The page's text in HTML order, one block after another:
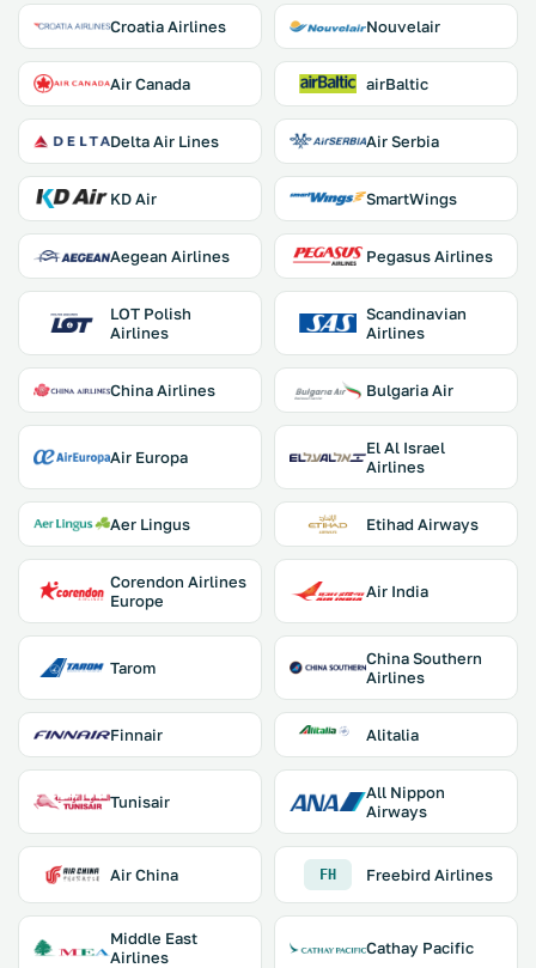
Croatia Airlines Nouvelair
Air Canada airBaltic
Delta Air Lines Air Serbia
KD Air SmartWings
Aegean Airlines Pegasus Airlines
LOT Polish
Airlines
Scandinavian
Airlines
China Airlines Bulgaria Air
Air Europa
El Al Israel
Airlines
Aer Lingus Etihad Airways
Corendon Airlines
Europe
Air India
Tarom
China Southern
Airlines
Finnair Alitalia
Tunisair
All Nippon
Airways
Air China FH Freebird Airlines
Middle East
Airlines
Cathay Pacific